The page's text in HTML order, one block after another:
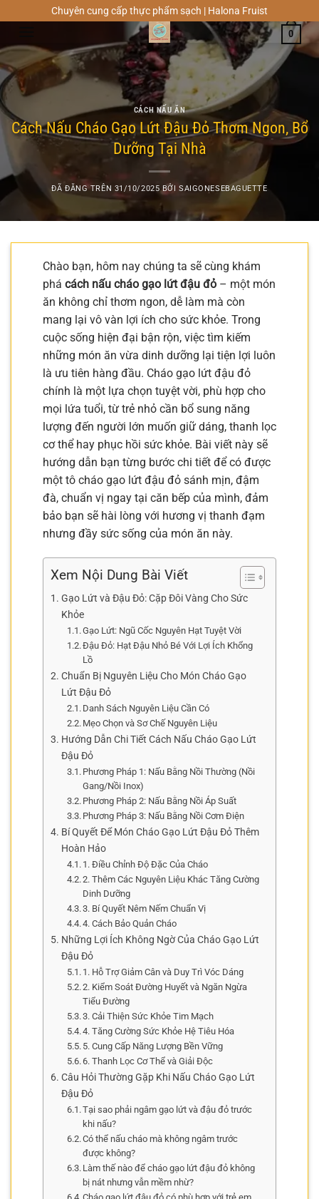
đến
nội
dung
Chuyên cung cấp thực phẩm sạch | Halona Fruist
0
CÁCH NẤU ĂN
Cách Nấu Cháo Gạo Lứt Đậu Đỏ Thơm Ngon, Bổ
Dưỡng Tại Nhà
ĐÃ ĐĂNG TRÊN 31/10/2025 BỞISAIGONESEBAGUETTE
Chào bạn, hôm nay chúng ta sẽ cùng khám
phá cách nấu cháo gạo lứt đậu đỏ – một món
ăn không chỉ thơm ngon, dễ làm mà còn
mang lại vô vàn lợi ích cho sức khỏe. Trong
cuộc sống hiện đại bận rộn, việc tìm kiếm
những món ăn vừa dinh dưỡng lại tiện lợi luôn
là ưu tiên hàng đầu. Cháo gạo lứt đậu đỏ
chính là một lựa chọn tuyệt vời, phù hợp cho
mọi lứa tuổi, từ trẻ nhỏ cần bổ sung năng
lượng đến người lớn muốn giữ dáng, thanh lọc
cơ thể hay phục hồi sức khỏe. Bài viết này sẽ
hướng dẫn bạn từng bước chi tiết để có được
một tô cháo gạo lứt đậu đỏ sánh mịn, đậm
đà, chuẩn vị ngay tại căn bếp của mình, đảm
bảo bạn sẽ hài lòng với hương vị thanh đạm
nhưng đầy sức sống của món ăn này.
Xem Nội Dung Bài Viết
Gạo Lứt và Đậu Đỏ: Cặp Đôi Vàng Cho Sức
Khỏe
Gạo Lứt: Ngũ Cốc Nguyên Hạt Tuyệt Vời
Đậu Đỏ: Hạt Đậu Nhỏ Bé Với Lợi Ích Khổng
Lồ
Chuẩn Bị Nguyên Liệu Cho Món Cháo Gạo
Lứt Đậu Đỏ
Danh Sách Nguyên Liệu Cần Có
Mẹo Chọn và Sơ Chế Nguyên Liệu
Hướng Dẫn Chi Tiết Cách Nấu Cháo Gạo Lứt
Đậu Đỏ
Phương Pháp 1: Nấu Bằng Nồi Thường (Nồi
Gang/Nồi Inox)
Phương Pháp 2: Nấu Bằng Nồi Áp Suất
Phương Pháp 3: Nấu Bằng Nồi Cơm Điện
Bí Quyết Để Món Cháo Gạo Lứt Đậu Đỏ Thêm
Hoàn Hảo
1. Điều Chỉnh Độ Đặc Của Cháo
2. Thêm Các Nguyên Liệu Khác Tăng Cường
Dinh Dưỡng
3. Bí Quyết Nêm Nếm Chuẩn Vị
4. Cách Bảo Quản Cháo
Những Lợi Ích Không Ngờ Của Cháo Gạo Lứt
Đậu Đỏ
1. Hỗ Trợ Giảm Cân và Duy Trì Vóc Dáng
2. Kiểm Soát Đường Huyết và Ngăn Ngừa
Tiểu Đường
3. Cải Thiện Sức Khỏe Tim Mạch
4. Tăng Cường Sức Khỏe Hệ Tiêu Hóa
5. Cung Cấp Năng Lượng Bền Vững
6. Thanh Lọc Cơ Thể và Giải Độc
Câu Hỏi Thường Gặp Khi Nấu Cháo Gạo Lứt
Đậu Đỏ
Tại sao phải ngâm gạo lứt và đậu đỏ trước
khi nấu?
Có thể nấu cháo mà không ngâm trước
được không?
Làm thế nào để cháo gạo lứt đậu đỏ không
bị nát nhưng vẫn mềm nhừ?